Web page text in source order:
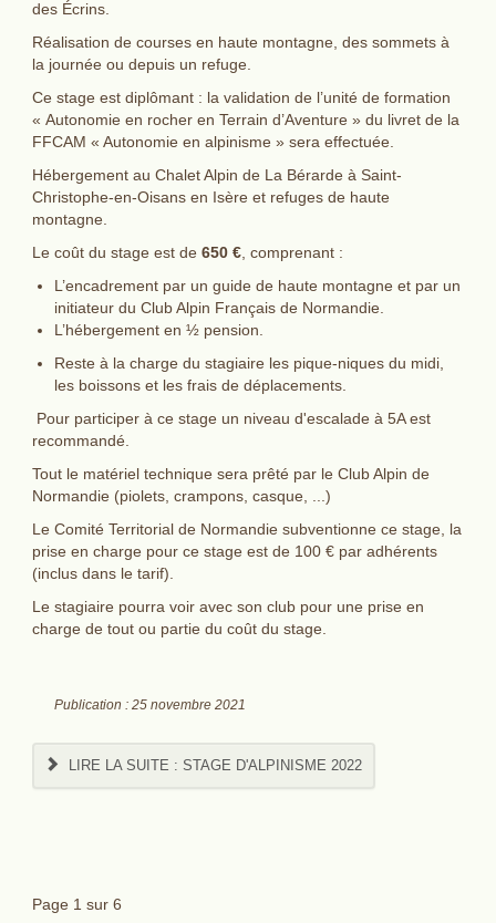
des Écrins.
Réalisation de courses en haute montagne, des sommets à
la journée ou depuis un refuge.
Ce stage est diplômant : la validation de l’unité de formation
« Autonomie en rocher en Terrain d’Aventure » du livret de la
FFCAM « Autonomie en alpinisme » sera effectuée.
Hébergement au Chalet Alpin de La Bérarde à Saint-
Christophe-en-Oisans en Isère et refuges de haute
montagne.
Le coût du stage est de 650 €, comprenant :
L’encadrement par un guide de haute montagne et par un
initiateur du Club Alpin Français de Normandie.
L’hébergement en ½ pension.
Reste à la charge du stagiaire les pique-niques du midi,
les boissons et les frais de déplacements.
Pour participer à ce stage un niveau d'escalade à 5A est
recommandé.
Tout le matériel technique sera prêté par le Club Alpin de
Normandie (piolets, crampons, casque, ...)
Le Comité Territorial de Normandie subventionne ce stage, la
prise en charge pour ce stage est de 100 € par adhérents
(inclus dans le tarif).
Le stagiaire pourra voir avec son club pour une prise en
charge de tout ou partie du coût du stage.
Publication : 25 novembre 2021
LIRE LA SUITE : STAGE D'ALPINISME 2022
Page 1 sur 6